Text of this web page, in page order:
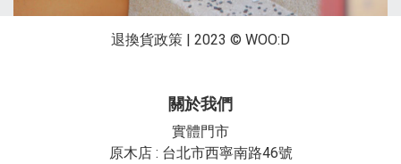
退換貨政策 | 2023 © WOO:D
關於我們
實體門市
原木店 : 台北市西寧南路46號